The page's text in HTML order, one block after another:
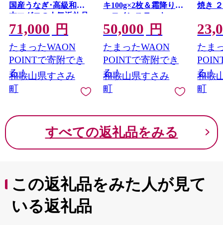
国産うなぎ･高級和牛･
本マグロの人気返礼品
を3回お届け！/ウナギ
鰻 牛肉 黒毛和牛 熊野
牛 鮪 まぐろ
71,000 円
たまったWAON
POINTで寄附でき
る！
和歌山県すさみ
町
キ100g×2枚＆霜降りサ
ーロインステーキ
180g×2枚
50,000 円
たまったWAON
POINTで寄附でき
る！
和歌山県すさみ
町
焼き
たま
る！
和歌
町
すべての返礼品をみる
この返礼品をみた人が見て
いる返礼品